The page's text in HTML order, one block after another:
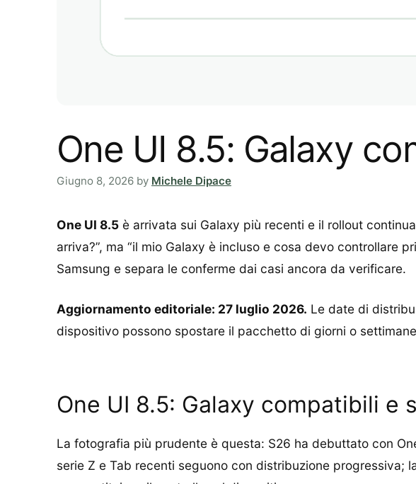
One UI 8.5: Galaxy
Giugno 8, 2026 by Michele Dipace
One UI 8.5 è arrivata sui Galaxy più recenti e il rollout
arriva?”, ma “il mio Galaxy è incluso e cosa devo controllare
Samsung e separa le conferme dai casi ancora da verificare.
Aggiornamento editoriale: 27 luglio 2026. Le date di
dispositivo possono spostare il pacchetto di giorni o
One UI 8.5: Galaxy compatibili e
La fotografia più prudente è questa: S26 ha debuttato con
serie Z e Tab recenti seguono con distribuzione